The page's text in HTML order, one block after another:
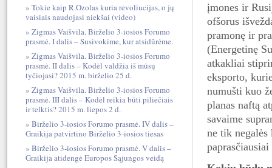
įmones ir
ofšorus
pramonę ir
(Energetinę
atkakliai
eksporto,
numušti kuo
planas naftą
savaime
ne tik
Tokie kaip R.Ozolas kuria revoliucijas, o jų
vaisiais naudojasi niekšai (video)
Zigmas Vaišvila. Birželio 3-iosios Forumo
prasmė. I dalis – Susivokime, kur atsidūrėme.
Zigmas Vaišvila. Birželio 3-iosios Forumo
prasmė. II dalis – Kodėl valdžia iš mūsų
tyčiojasi? 2015 m. birželio 25 d.
Zigmas Vaišvila. Birželio 3-iosios Forumo
prasmė. III dalis – Kodėl reikia būti piliečiais
ir telktis? 2015 m. liepos 2 d.
Birželio 3-iosios Forumo prasmė. IV dalis –
Graikija patvirtino Birželio 3-iosios tiesas
Birželio 3-iosios Forumo prasmė. V dalis –
Graikija atidengė Europos Sąjungos veidą